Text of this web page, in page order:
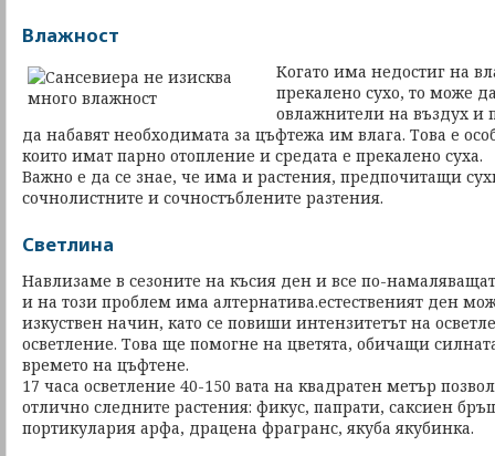
Влажност
Когато има недостиг на
прекалено сухо, то може
овлажнители на въздух и
да набавят необходимата за цъфтежа им влага. Това е
които имат парно отопление и средата е прекалено суха.
Важно е да се знае, че има и растения, предпочитащи
сочнолистните и сочностъблените разтения.
Светлина
Навлизаме в сезоните на късия ден и все по-
и на този проблем има алтернатива.естественият ден
изкуствен начин, като се повиши интензитетът на
осветление. Това ще помогне на цветята, обичащи
времето на цъфтене.
17 часа осветление 40-150 вата на квадратен метър
отлично следните растения: фикус, папрати, саксиен
портикулария арфа, драцена фрагранс, якуба якубинка.